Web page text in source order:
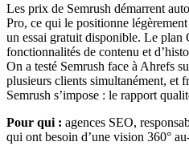
Les prix de Semrush démarrent
Pro, ce qui le positionne
un essai gratuit disponible. Le plan
fonctionnalités de contenu et
On a testé Semrush face à Ahrefs
plusieurs clients simultanément, et
Semrush s’impose : le rapport
Pour qui : agences SEO,
qui ont besoin d’une vision 360°